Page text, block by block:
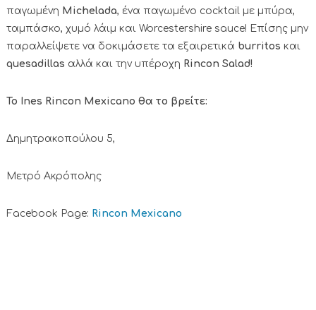
παγωμένη Michelada, ένα παγωμένο cocktail με μπύρα,
ταμπάσκο, χυμό λάιμ και Worcestershire sauce! Επίσης μην
παραλλείψετε να δοκιμάσετε τα εξαιρετικά burritos και
quesadillas αλλά και την υπέροχη Rincon Salad!
Το Ines Rincon Mexicano θα το βρείτε:
Δημητρακοπούλου 5,
Μετρό Ακρόπολης
Facebook Page: Rincon Mexicano